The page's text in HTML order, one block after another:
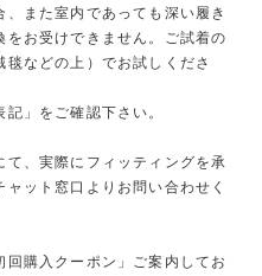
また室内であっても深い履き
お受けできません。ご試着の
などの上）でお試しくださ
」をご確認下さい。
、実際にフィッティングを承
ット窓口よりお問い合わせく
購入クーポン」ご案内してお